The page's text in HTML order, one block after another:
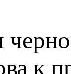
к